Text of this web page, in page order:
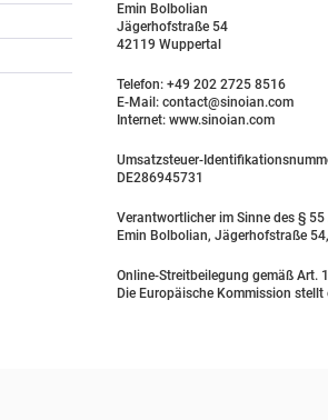
Emin Bolbolian
Jägerhofstraße 54
42119 Wuppertal
Telefon: +49 202 2725 8516
E-Mail: contact@sinoian.com
Internet: www.sinoian.com
Umsatzsteuer-
DE286945731
Verantwortlicher im Sinne des §
Emin Bolbolian, Jägerhofstraße
Online-Streitbeilegung gemäß Art.
Die Europäische Kommission